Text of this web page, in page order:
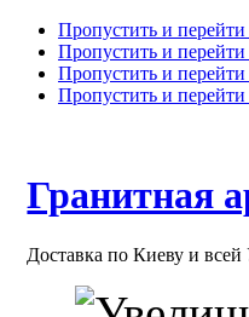
Пропустить и
Пропустить и
Пропустить и
Пропустить и
Гранитная
Доставка по Киеву и всей